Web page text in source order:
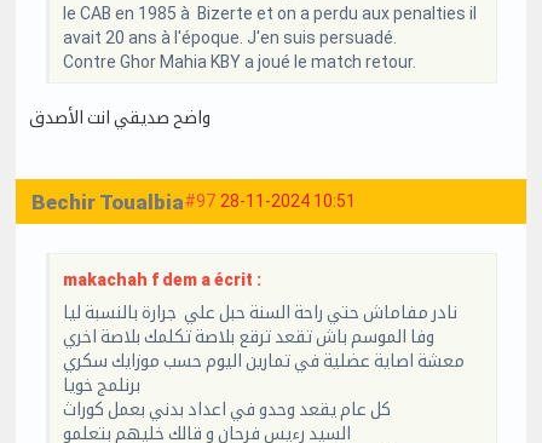
le CAB en 1985 à Bizerte et on a perdu aux penalties il
avait 20 ans à l'époque. J'en suis persuadé.
Contre Ghor Mahia KBY a joué le match retour.
واضح صديقي انت الأصدق
#97 28-11-2024 10:51
Bechir Toualbia
makachah f dem a écrit :
نادر مفاماش حتي راحة السنة حبل علي جرارة بالنسبة ليا
وفا الموسم باش تقعد ترقع بلاصة تكلمك بلاصة اخري
معشة اصاية عضلية في تمارين اليوم حسب موزايك سكري
برنلمج خويا
السيد رءيس فرحان و قالك خليهم بتعلمو